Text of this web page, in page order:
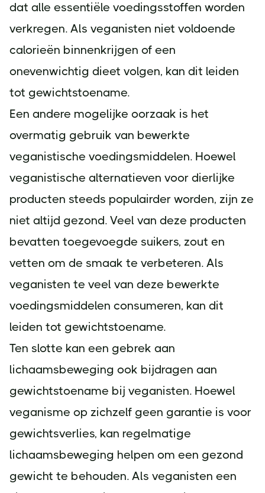
dat alle essentiële voedingsstoffen worden
verkregen. Als veganisten niet voldoende
calorieën binnenkrijgen of een
onevenwichtig dieet volgen, kan dit leiden
tot gewichtstoename.
Een andere mogelijke oorzaak is het
overmatig gebruik van bewerkte
veganistische voedingsmiddelen. Hoewel
veganistische alternatieven voor dierlijke
producten steeds populairder worden, zijn ze
niet altijd gezond. Veel van deze producten
bevatten toegevoegde suikers, zout en
vetten om de smaak te verbeteren. Als
veganisten te veel van deze bewerkte
voedingsmiddelen consumeren, kan dit
leiden tot gewichtstoename.
Ten slotte kan een gebrek aan
lichaamsbeweging ook bijdragen aan
gewichtstoename bij veganisten. Hoewel
veganisme op zichzelf geen garantie is voor
gewichtsverlies, kan regelmatige
lichaamsbeweging helpen om een gezond
gewicht te behouden. Als veganisten een